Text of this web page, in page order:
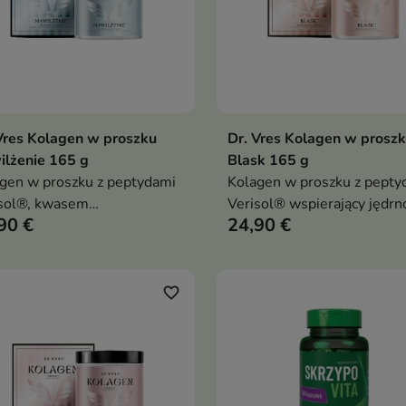
Dodaj do koszyka
Kolagen w proszku
165 g
w proszku z peptydami
kwasem
oraz witaminami
€
Dodaj do
Dr. Vres Kolagen w
Blask 165 g
Kolagen w proszku z
Verisol® wspierający
skóry, zdrowy koloryt oraz
24,90 €
favorite_border